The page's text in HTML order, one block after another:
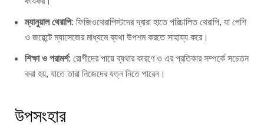
ম্যানুয়াল থেরাপি: ফিজিওথেরাপিস্টদের দ্বারা হাতে পরিচালিত থেরাপি, যা পেশি
ও জয়েন্টে ম্যাসেজের মাধ্যমে ব্যথা উপশম করতে সাহায্য করে।
শিক্ষা ও পরামর্শ: রোগীদের পায়ে ব্যথার কারণে ও এর প্রতিকার সম্পর্কে সচেতন
করা হয়, যাতে তারা নিজেদের যত্ন নিতে পারেন।
উপসংহার